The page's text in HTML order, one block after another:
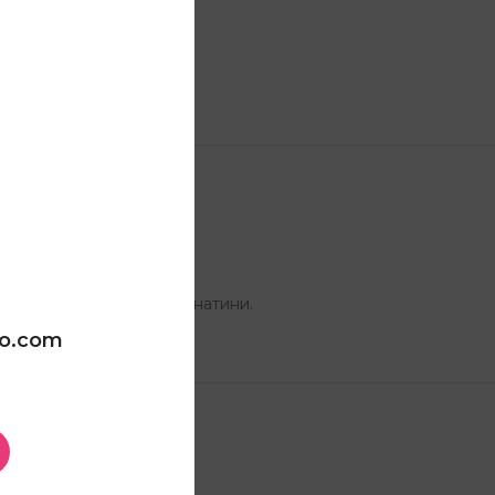
места на течење и пукнатини.